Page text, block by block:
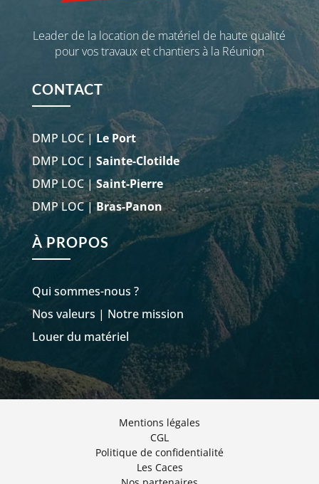
Leader de la location de matériel de haute qualité
pour vos travaux et chantiers à la Réunion
CONTACT
DMP LOC |Le Port
DMP LOC | Sainte-Clotilde
DMP LOC |Saint-Pierre
DMP LOC |Bras-Panon
À PROPOS
Qui sommes-nous ?
Nos valeurs | Notre mission
Louer du matériel
Mentions légales
CGL
Politique de confidentialité
Les Caces